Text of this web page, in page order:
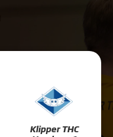
Klipper THC